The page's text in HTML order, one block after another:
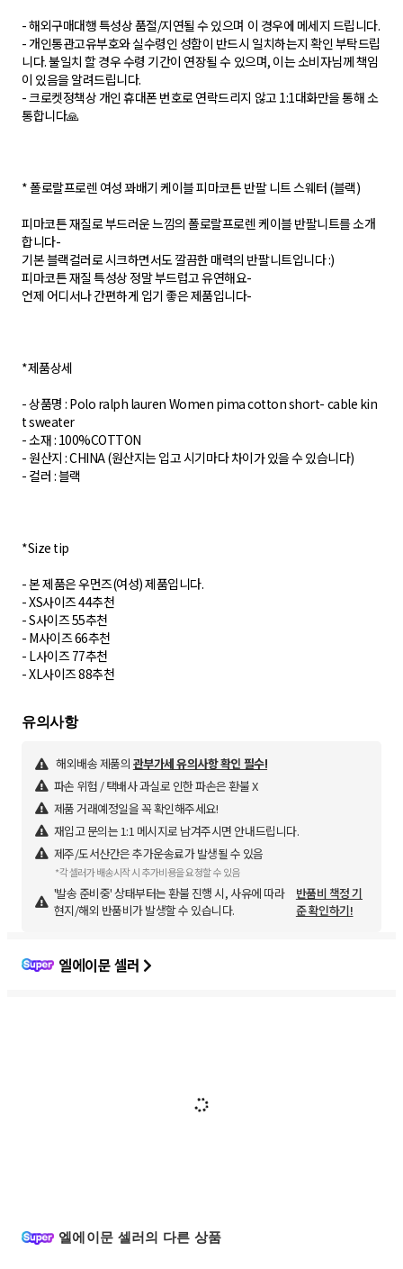
- 해외구매대행 특성상 품절/지연될 수 있으며 이 경우에 메세지 드립니다.
- 개인통관고유부호와 실수령인 성함이 반드시 일치하는지 확인 부탁드립
니다. 불일치 할 경우 수령 기간이 연장될 수 있으며, 이는 소비자님께 책임
이 있음을 알려드립니다.
- 크로켓정책상 개인 휴대폰 번호로 연락드리지 않고 1:1대화만을 통해 소
통합니다🙏
* 폴로랄프로렌 여성 꽈배기 케이블 피마코튼 반팔 니트 스웨터 (블랙)
피마코튼 재질로 부드러운 느낌의 폴로랄프로렌 케이블 반팔니트를 소개
합니다-
기본 블랙컬러로 시크하면서도 깔끔한 매력의 반팔니트입니다 :)
피마코튼 재질 특성상 정말 부드럽고 유연해요-
언제 어디서나 간편하게 입기 좋은 제품입니다-
*제품상세
- 상품명 : Polo ralph lauren Women pima cotton short- cable kin
t sweater
- 소재 : 100%COTTON
- 원산지 : CHINA (원산지는 입고 시기마다 차이가 있을 수 있습니다)
- 컬러 : 블랙
*Size tip
- 본 제품은 우먼즈(여성) 제품입니다.
- XS사이즈 44추천
- S사이즈 55추천
- M사이즈 66추천
- L사이즈 77추천
- XL사이즈 88추천
유의사항
해외배송 제품의 관부가세 유의사항 확인 필수!
파손 위험 / 택배사 과실로 인한 파손은 환불 X
제품 거래예정일을 꼭 확인해주세요!
재입고 문의는 1:1 메시지로 남겨주시면 안내드립니다.
제주/도서산간은 추가운송료가 발생될 수 있음
*각 셀러가 배송시작 시 추가비용을 요청할 수 있음
'발송 준비중' 상태부터는 환불 진행 시, 사유에 따라
현지/해외 반품비가 발생할 수 있습니다.
반품비 책정 기
준 확인하기!
엘에이문 셀러
엘에이문 셀러의 다른 상품